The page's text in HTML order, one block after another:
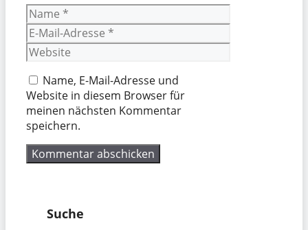
Name
E-
Mail-
Adresse
Website
Name, E-Mail-Adresse und
Website in diesem Browser für
meinen nächsten Kommentar
speichern.
Suche